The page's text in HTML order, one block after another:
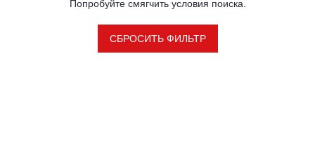
Попробуйте смягчить условия поиска.
СБРОСИТЬ ФИЛЬТР